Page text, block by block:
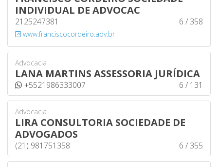
INDIVIDUAL DE ADVOCAC
6 / 358
2125247381
www.franciscocordeiro.adv.br
Advocacia
LANA MARTINS ASSESSORIA JURÍDICA
6 / 131
+5521986333007
Advocacia
LIRA CONSULTORIA SOCIEDADE DE
ADVOGADOS
6 / 355
(21) 981751358